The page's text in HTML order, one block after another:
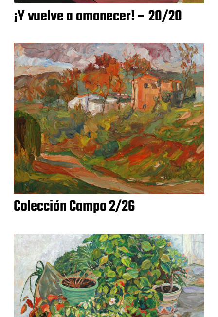
¡Y vuelve a amanecer! – 20/20
Colección Campo 2/26